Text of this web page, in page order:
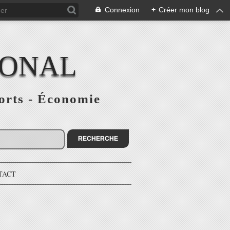
Connexion + Créer mon blog
- Économie